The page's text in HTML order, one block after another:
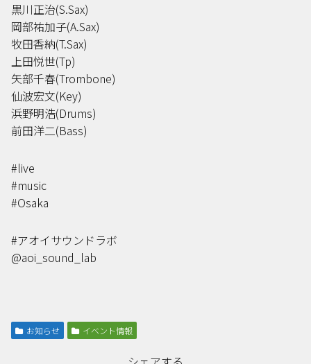
黒川正治(S.Sax)
岡部祐加子(A.Sax)
牧田香納(T.Sax)
上田悦世(Tp)
矢部千春(Trombone)
仙波宏文(Key)
浜野明浩(Drums)
前田洋二(Bass)
#live
#music
#Osaka
#アオイサウンドラボ
@aoi_sound_lab
お知らせ イベント情報